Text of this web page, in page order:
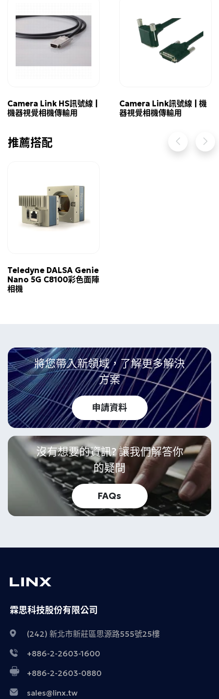
Camera Link HS訊號線 |
機器視覺相機傳輸用
Camera Link訊號線 | 機
器視覺相機傳輸用
推薦搭配
Teledyne DALSA Genie
Nano 5G C8100彩色面陣
相機
將您帶入新領域，了解更多解決
方案
申請資料
沒有想要的資訊? 讓我們解答你
的疑問
FAQs
霖思科技股份有限公司
(242) 新北市新莊區思源路555號25樓
+886-2-2603-1600
+886-2-2603-0880
sales@linx.tw